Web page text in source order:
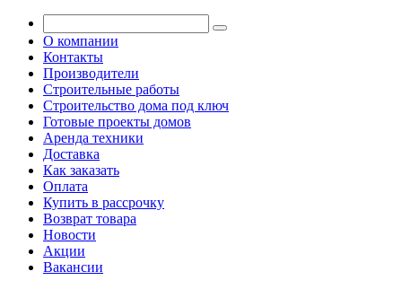
О компании
Контакты
Производители
Строительные работы
Строительство дома под ключ
Готовые проекты домов
Аренда техники
Доставка
Как заказать
Оплата
Купить в рассрочку
Возврат товара
Новости
Акции
Вакансии